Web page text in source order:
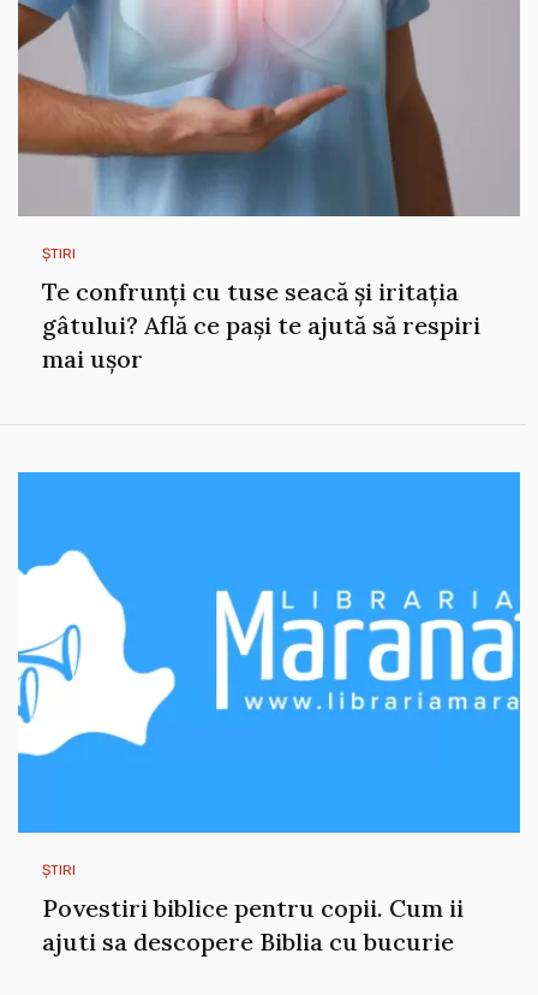
ȘTIRI
Te confrunți cu tuse seacă și iritația
gâtului? Află ce pași te ajută să respiri
mai ușor
ȘTIRI
Povestiri biblice pentru copii. Cum ii
ajuti sa descopere Biblia cu bucurie